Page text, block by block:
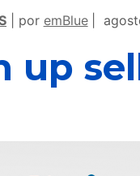
por emBlue
up